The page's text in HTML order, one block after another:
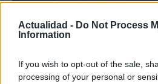
Actualidad - Do Not Process
Information
If you wish to opt-out of the sale,
processing of your personal or